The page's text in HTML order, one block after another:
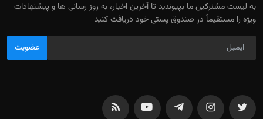
به لیست مشترکین ما بپیوندید تا آخرین اخبار، به روز رسانی ها و پیشنهادات
ویژه را مستقیماً در صندوق پستی خود دریافت کنید
عضویت